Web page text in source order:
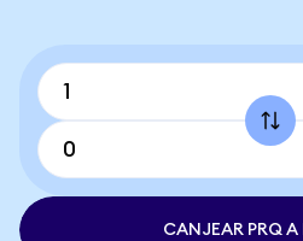
CANJEAR PRQ